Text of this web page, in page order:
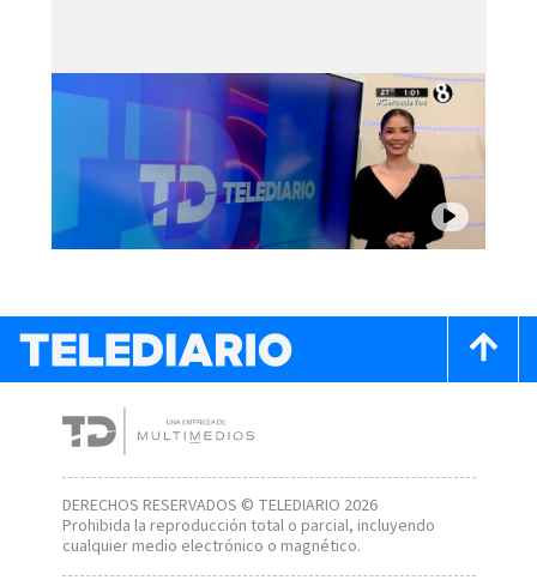
DERECHOS RESERVADOS © TELEDIARIO 2026
Prohibida la reproducción total o parcial, incluyendo
cualquier medio electrónico o magnético.